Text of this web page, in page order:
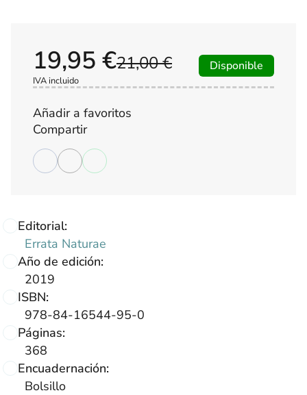
Editorial:
Errata Naturae
Año de edición:
2019
ISBN:
978-84-16544-95-0
Páginas:
368
Encuadernación:
Bolsillo
21,00 €
19,95 €
IVA incluido
Disponible
Añadir a favoritos
Compartir